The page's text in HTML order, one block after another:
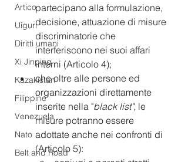
Artico
Uiguri
Diritti umani
Xi Jinping
Kazakistan
Filippine
Venezuela
Nato
Belt and Road
partecipano alla formulazione,
decisione, attuazione di misure
discriminatorie che
interferiscono nei suoi affari
interni (Articolo 4);
che oltre alle persone ed
organizzazioni direttamente
inserite nella "black list", le
misure potranno essere
adottate anche nei confronti di
(Articolo 5):